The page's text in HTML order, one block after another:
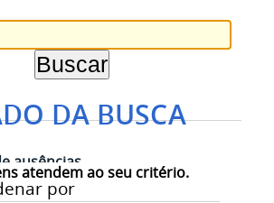
DA BUSCA
atendem ao seu critério.
por
ausências
—última modificação